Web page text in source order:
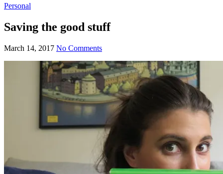
Personal
Saving the good stuff
March 14, 2017 No Comments